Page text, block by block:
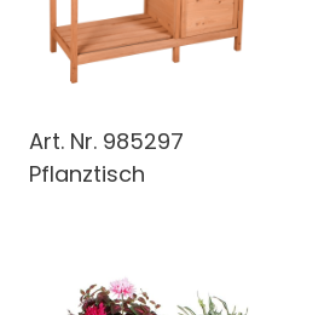
Art. Nr. 985297
Pflanztisch